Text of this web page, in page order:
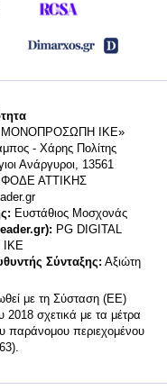
MONΟΠΡΟΣΩΠΗ ΙΚΕ»
- Χάρης Πολίτης
Ανάργυροι, 13561
ΑΤΤΙΚΗΣ
Ευστάθιος Μοσχονάς
PG DIGITAL
Σύνταξης: Αξιώτη
με τη Σύσταση (ΕΕ)
2018 σχετικά με τα μέτρα
παράνομου περιεχομένου